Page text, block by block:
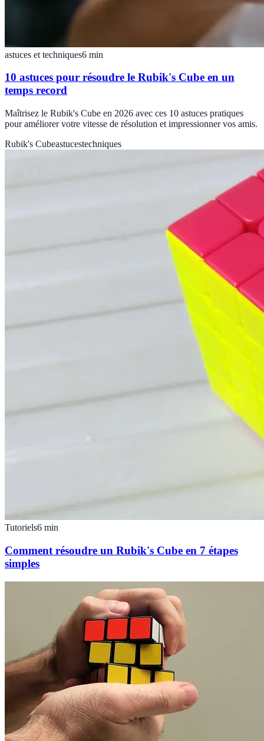
astuces et techniques6 min
10 astuces pour résoudre le Rubik's Cube en un
temps record
Maîtrisez le Rubik's Cube en 2026 avec ces 10 astuces pratiques
pour améliorer votre vitesse de résolution et impressionner vos amis.
Rubik's Cubeastucestechniques
Tutoriels6 min
Comment résoudre un Rubik's Cube en 7 étapes
simples